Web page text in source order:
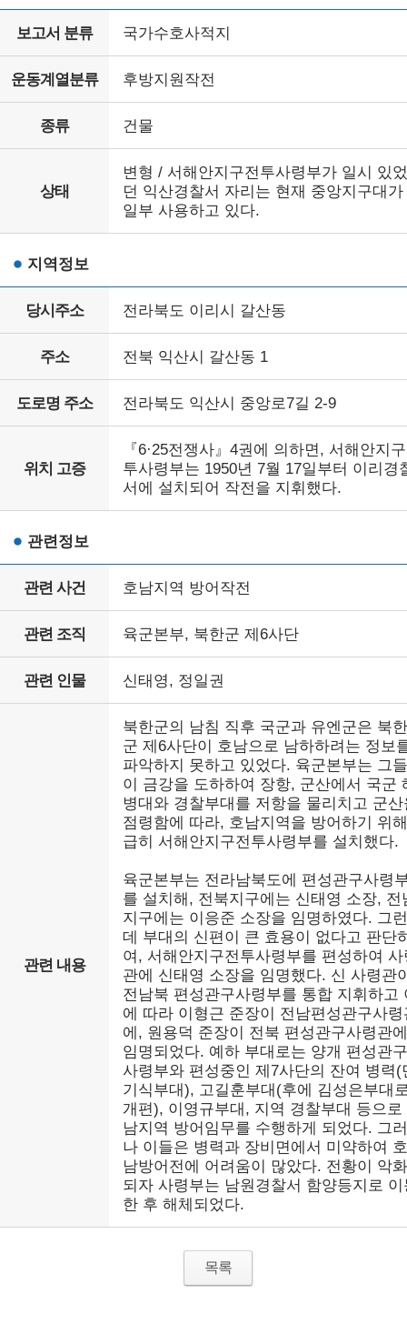
보고서 분류 국가수호사적지
운동계열분류 후방지원작전
종류 건물
상태
변형 / 서해안지구전투사령부가 일시 있었
던 익산경찰서 자리는 현재 중앙지구대가
일부 사용하고 있다.
지역정보
당시주소 전라북도 이리시 갈산동
주소 전북 익산시 갈산동 1
도로명 주소 전라북도 익산시 중앙로7길 2-9
위치 고증
『6·25전쟁사』4권에 의하면, 서해안지
투사령부는 1950년 7월 17일부터 이리경
서에 설치되어 작전을 지휘했다.
관련정보
관련 사건 호남지역 방어작전
관련 조직 육군본부, 북한군 제6사단
관련 인물 신태영, 정일권
관련 내용
북한군의 남침 직후 국군과 유엔군은 북한
군 제6사단이 호남으로 남하하려는 정보
파악하지 못하고 있었다. 육군본부는 그들
이 금강을 도하하여 장항, 군산에서 국군
병대와 경찰부대를 저항을 물리치고 군산
점령함에 따라, 호남지역을 방어하기 위해
급히 서해안지구전투사령부를 설치했다.
육군본부는 전라남북도에 편성관구사령
를 설치해, 전북지구에는 신태영 소장, 전
지구에는 이응준 소장을 임명하였다. 그런
데 부대의 신편이 큰 효용이 없다고 판단
여, 서해안지구전투사령부를 편성하여 사
관에 신태영 소장을 임명했다. 신 사령관
전남북 편성관구사령부를 통합 지휘하고
에 따라 이형근 준장이 전남편성관구사령
에, 원용덕 준장이 전북 편성관구사령관에
임명되었다. 예하 부대로는 양개 편성관구
사령부와 편성중인 제7사단의 잔여 병력(
기식부대), 고길훈부대(후에 김성은부대
개편), 이영규부대, 지역 경찰부대 등으로
남지역 방어임무를 수행하게 되었다. 그러
나 이들은 병력과 장비면에서 미약하여 호
남방어전에 어려움이 많았다. 전황이 악화
되자 사령부는 남원경찰서 함양등지로 이
한 후 해체되었다.
목록